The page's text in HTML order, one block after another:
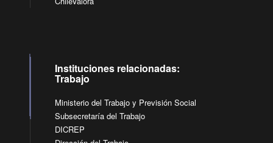
Instituciones relacionadas:
Trabajo
Ministerio del Trabajo y Previsión Social
Subsecretaría del Trabajo
DICREP